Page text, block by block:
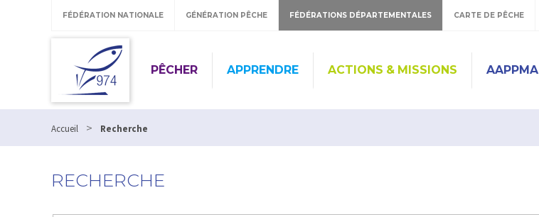
FÉDÉRATION NATIONALE GÉNÉRATION PÊCHE FÉDÉRATIONS DÉPARTEMENTALES CARTE DE PÊCHE
PÊCHER APPRENDRE ACTIONS & MISSIONS AAPPMA
Accueil > Recherche
RECHERCHE